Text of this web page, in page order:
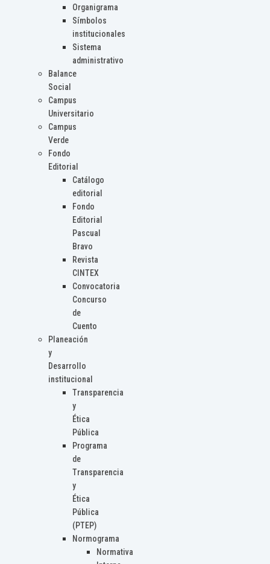
Organigrama
Símbolos
institucionales
Sistema
administrativo
Balance
Social
Campus
Universitario
Campus
Verde
Fondo
Editorial
Catálogo
editorial
Fondo
Editorial
Pascual
Bravo
Revista
CINTEX
Convocatoria
Concurso
de
Cuento
Planeación
y
Desarrollo
institucional
Transparencia
y
Ética
Pública
Programa
de
Transparencia
y
Ética
Pública
(PTEP)
Normograma
Normativa